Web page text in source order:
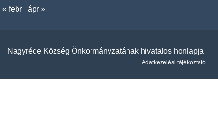
« febr ápr »
Nagyréde Község Önkormányzatának hivatalos honlapja
Adatkezelési tájékoztató